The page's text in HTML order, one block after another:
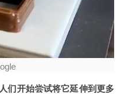
们开始尝试将它延伸到更多